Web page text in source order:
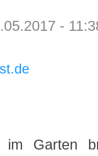
-
im Garten